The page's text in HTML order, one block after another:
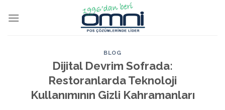
BLOG
Dijital Devrim Sofrada:
Restoranlarda Teknoloji
Kullanımının Gizli Kahramanları